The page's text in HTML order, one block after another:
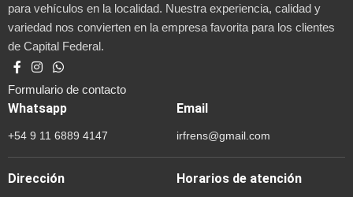
para vehículos en la localidad. Nuestra experiencia, calidad y
variedad nos convierten en la empresa favorita para los clientes
de Capital Federal.
Formulario de contacto
Whatsapp
+54 9 11 6889 4147
Email
irfrens@gmail.com
Dirección Horarios de atención